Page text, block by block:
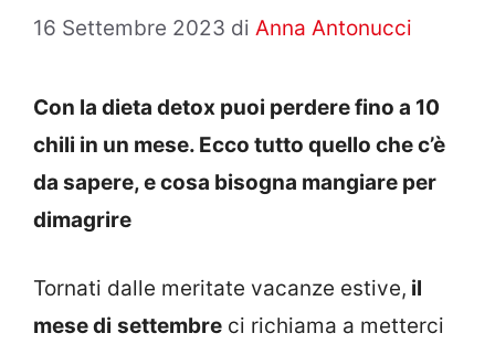
16 Settembre 2023 di Anna Antonucci
Con la dieta detox puoi perdere fino a 10
chili in un mese. Ecco tutto quello che c’è
da sapere, e cosa bisogna mangiare per
dimagrire
Tornati dalle meritate vacanze estive, il
mese di settembre ci richiama a metterci